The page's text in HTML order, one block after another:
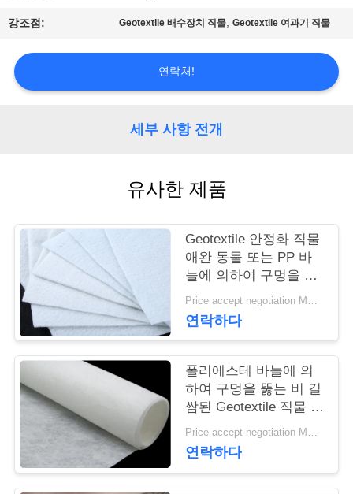
여
락
세
요
뉴
스
강조점: Geotextile 배수장치 직물,Geotextile 여과기 직물
연락처!
세부 사항 전개
유사한 제품
Geotextile 안정화 직물
애완 동물 또는 PP 바
늘에 의하여 구멍을 뚫
는 Geotextile 백색 노화
방지
Price accept negotiation MOQ:1sqm
연락하다
폴리에스테 바늘에 의
하여 구멍을 뚫는 비 길
쌈된 Geotextile 직물 비
길쌈된 반대로 - 산화 Price accept negotiation MOQ:100sq.m.
연락하다